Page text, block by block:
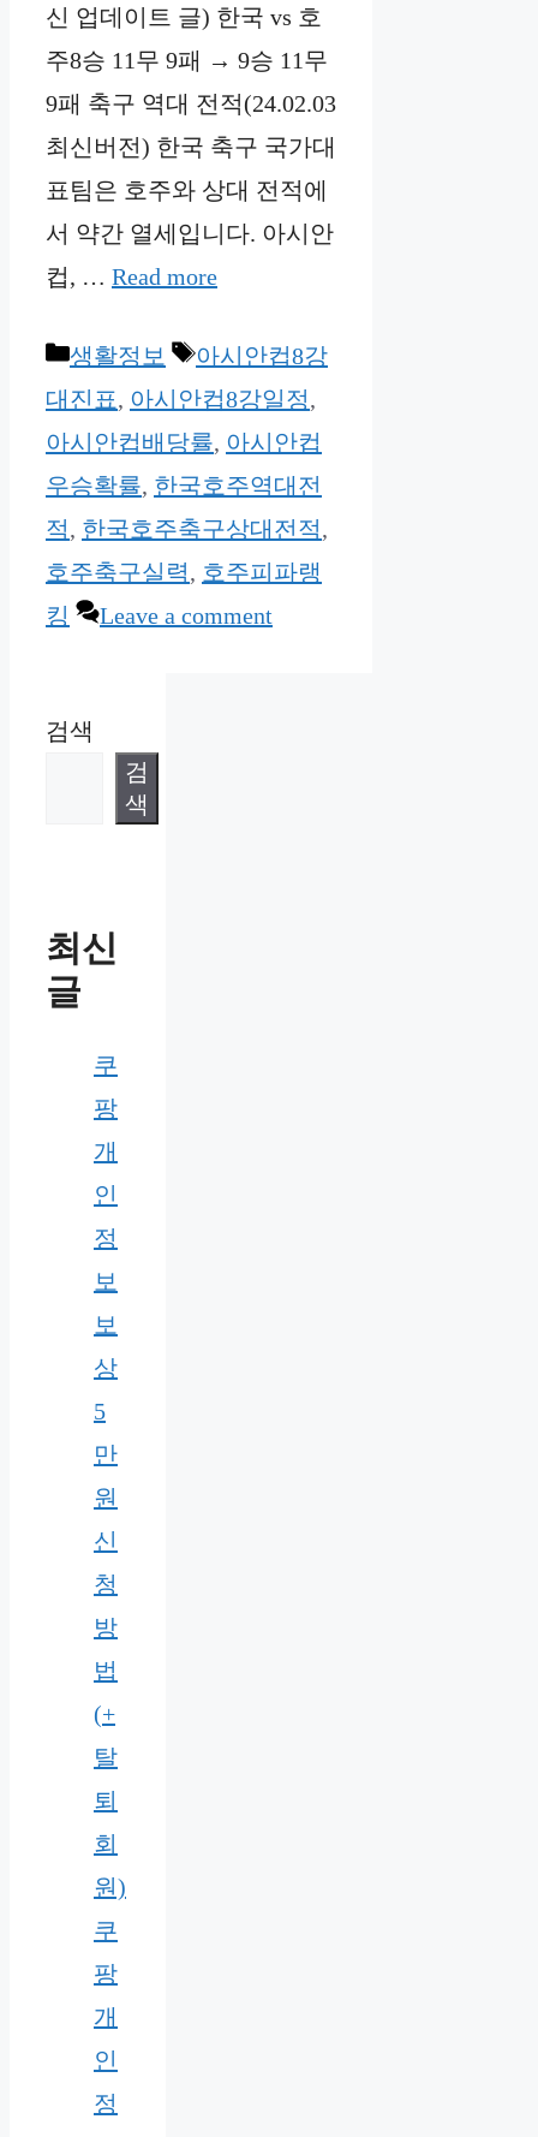
신 업데이트 글) 한국 vs 호
주8승 11무 9패 → 9승 11무
9패 축구 역대 전적(24.02.03
최신버전) 한국 축구 국가대
표팀은 호주와 상대 전적에
서 약간 열세입니다. 아시안
컵, … Read more
Categories
생활정보 Tags
아시안컵8강
대진표, 아시안컵8강일정,
아시안컵배당률, 아시안컵
우승확률, 한국호주역대전
적, 한국호주축구상대전적,
호주축구실력, 호주피파랭
킹
Leave a comment
검색
검
색
최신
글
쿠
팡
개
인
정
보
보
상
5
만
원
신
청
방
법
(+
탈
퇴
회
원)
쿠
팡
개
인
정